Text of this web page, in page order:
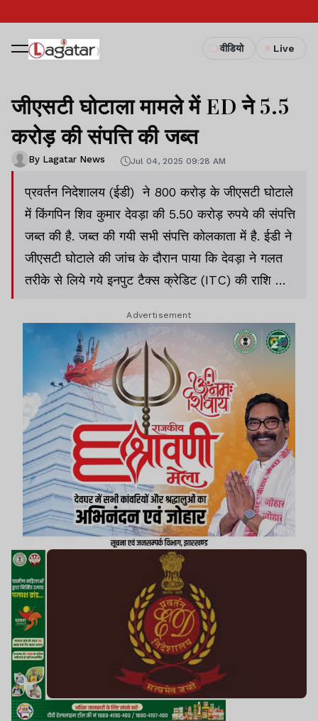
वीडियो Live
जीएसटी घोटाला मामले में ED ने 5.5
करोड़ की संपत्ति की जब्त
By Lagatar News Jul 04, 2025 09:28 AM
प्रवर्तन निदेशालय (ईडी) ने 800 करोड़ के जीएसटी घोटाले
में किंगपिन शिव कुमार देवड़ा की 5.50 करोड़ रुपये की संपत्ति
जब्त की है. जब्त की गयी सभी संपत्ति कोलकाता में है. ईडी ने
जीएसटी घोटाले की जांच के दौरान पाया कि देवड़ा ने गलत
तरीके से लिये गये इनपुट टैक्स क्रेडिट (ITC) की राशि की
मूल्य 10 करोड़ रुपये से अधिक है.
Advertisement